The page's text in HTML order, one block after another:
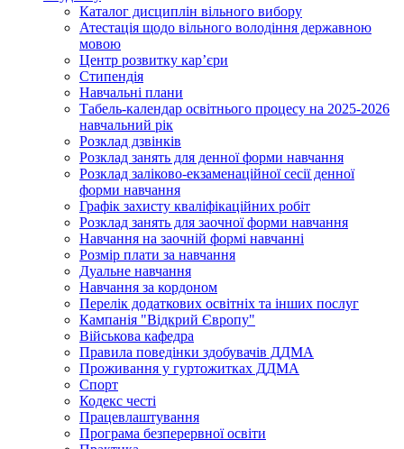
Каталог дисциплін вільного вибору
Атестація щодо вільного володіння державною
мовою
Центр розвитку кар’єри
Стипендія
Навчальні плани
Табель-календар освітнього процесу на 2025-2026
навчальний рік
Розклад дзвінків
Розклад занять для денної форми навчання
Розклад заліково-екзаменаційної сесії денної
форми навчання
Графік захисту кваліфікаційних робіт
Розклад занять для заочної форми навчання
Навчання на заочній формі навчанні
Розмір плати за навчання
Дуальне навчання
Навчання за кордоном
Перелік додаткових освітніх та інших послуг
Кампанія "Відкрий Європу"
Військова кафедра
Правила поведінки здобувачів ДДМА
Проживання у гуртожитках ДДМА
Спорт
Кодекс честі
Працевлаштування
Програма безперервної освіти